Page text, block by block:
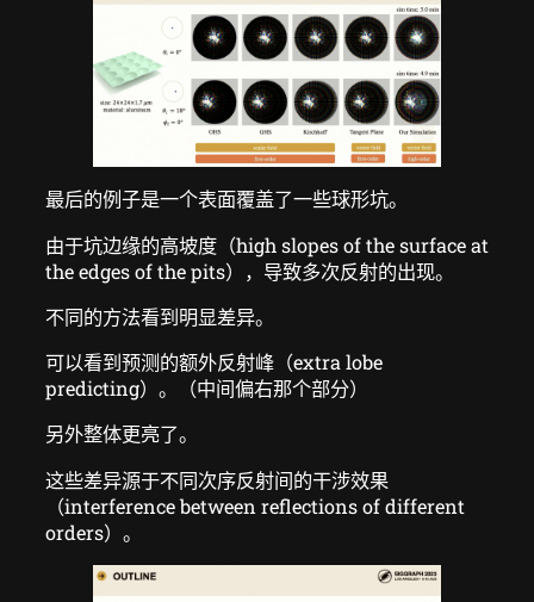
最后的例子是一个表面覆盖了一些球形坑。
由于坑边缘的高坡度（high slopes of the surface at
the edges of the pits），导致多次反射的出现。
不同的方法看到明显差异。
可以看到预测的额外反射峰（extra lobe
predicting）。（中间偏右那个部分）
另外整体更亮了。
这些差异源于不同次序反射间的干涉效果
（interference between reflections of different
orders）。